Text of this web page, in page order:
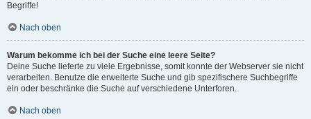
Begriffe!
Nach oben
Warum bekomme ich bei der Suche eine leere Seite?
Deine Suche lieferte zu viele Ergebnisse, somit konnte der Webserver sie nicht
verarbeiten. Benutze die erweiterte Suche und gib spezifischere Suchbegriffe
ein oder beschränke die Suche auf verschiedene Unterforen.
Nach oben